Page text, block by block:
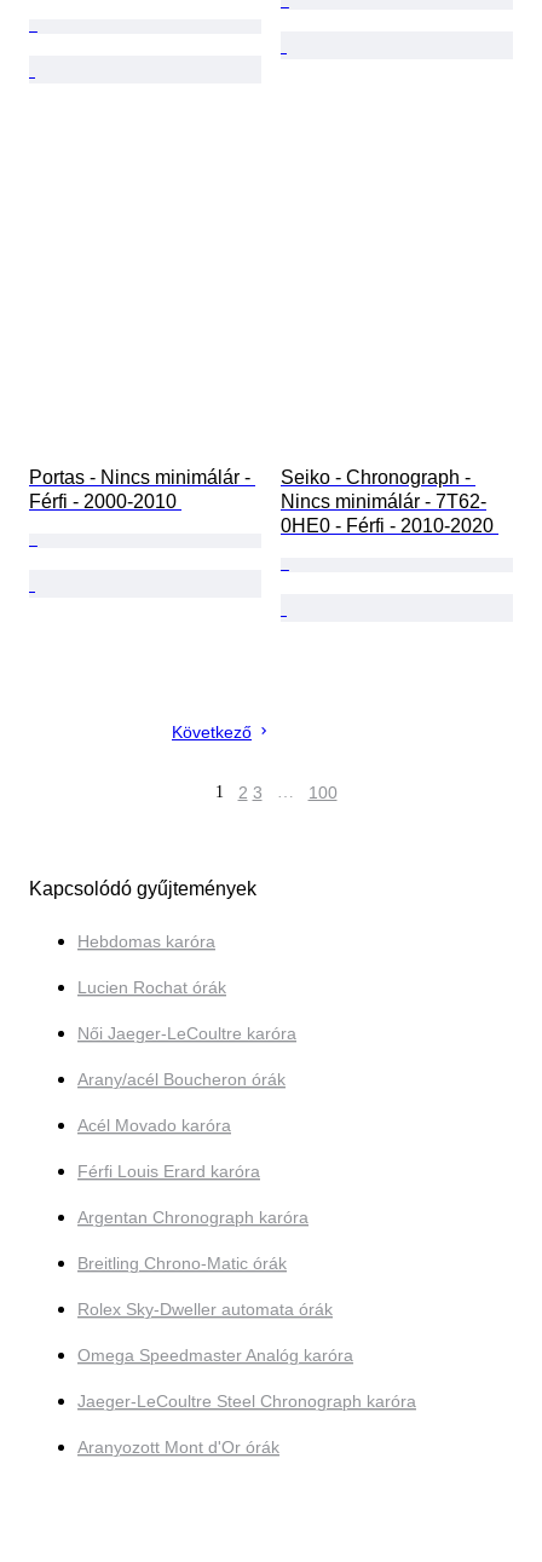
Portas - Nincs minimálár -
Férfi - 2000-2010
Seiko - Chronograph -
Nincs minimálár - 7T62-
0HE0 - Férfi - 2010-2020
Következő
1 2 3 … 100
Kapcsolódó gyűjtemények
Hebdomas karóra
Lucien Rochat órák
Női Jaeger-LeCoultre karóra
Arany/acél Boucheron órák
Acél Movado karóra
Férfi Louis Erard karóra
Argentan Chronograph karóra
Breitling Chrono-Matic órák
Rolex Sky-Dweller automata órák
Omega Speedmaster Analóg karóra
Jaeger-LeCoultre Steel Chronograph karóra
Aranyozott Mont d'Or órák